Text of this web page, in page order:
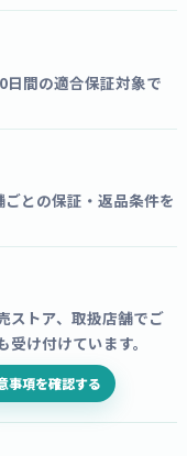
間の適合保証対象で
との保証・返品条件を
ストア、取扱店舗でご
け付けています。
事項を確認する